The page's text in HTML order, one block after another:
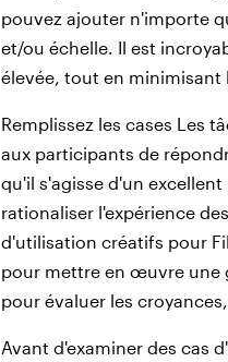
pouvez ajouter n'importe
et/ou échelle. Il est
élevée, tout en
Remplissez les cases Les
aux participants de
qu'il s'agisse d'un
rationaliser l'expérience
d'utilisation créatifs pour
pour mettre en œuvre une
pour évaluer les
Avant d'examiner des cas